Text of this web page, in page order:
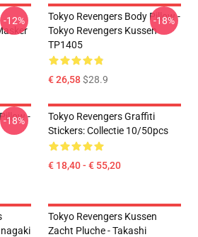
-12%
Tokyo Revengers Body Pillow -
Tokyo Revengers Kussen
TP1405
€ 26,58$28.9
-18%
-
-18%
Tokyo Revengers Graffiti
Stickers: Collectie 10/50pcs
€ 18,40 - € 55,20
Tokyo Revengers Kussen
Zacht Pluche - Takashi